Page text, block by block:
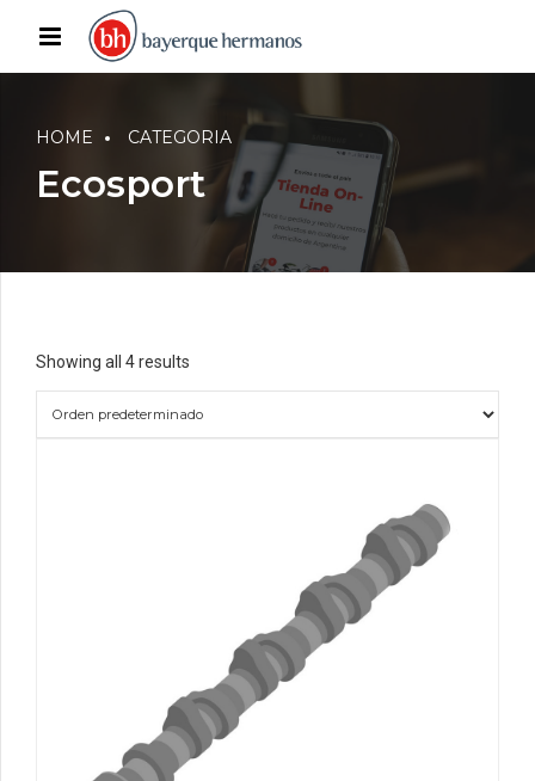
HOME CATEGORIA
Ecosport
Showing all 4 results